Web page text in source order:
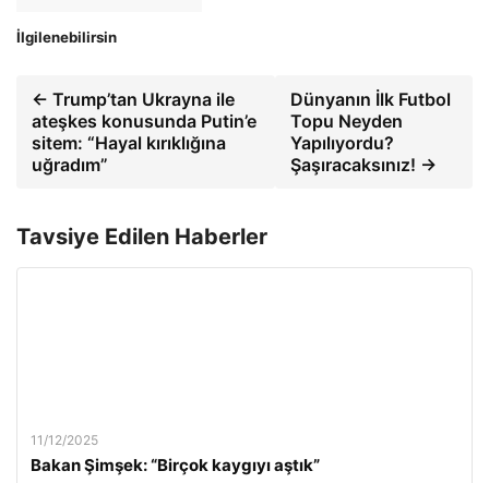
İlgilenebilirsin
← Trump’tan Ukrayna ile
ateşkes konusunda Putin’e
sitem: “Hayal kırıklığına
uğradım”
Dünyanın İlk Futbol
Topu Neyden
Yapılıyordu?
Şaşıracaksınız! →
Tavsiye Edilen Haberler
11/12/2025
Bakan Şimşek: “Birçok kaygıyı aştık”